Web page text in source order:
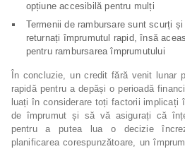
opțiune accesibilă pentru mulți
Termenii de rambursare sunt scurți
returnați împrumutul rapid, însă
pentru rambursarea împrumutului
În concluzie, un credit fără venit lunar
rapidă pentru a depăși o perioadă
luați în considerare toți factorii implicați
de împrumut și să vă asigurați că
pentru a putea lua o decizie
planificarea corespunzătoare, un